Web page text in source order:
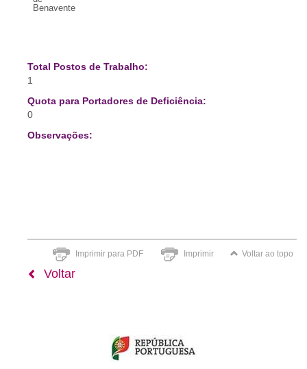
Benavente
Total Postos de Trabalho:
1
Quota para Portadores de Deficiência:
0
Observações:
Imprimir para PDF Imprimir Voltar ao topo
Voltar